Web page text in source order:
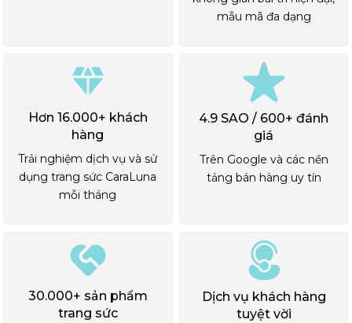
mẫu mã đa dạng
Hơn 16.000+ khách
hàng
Trải nghiệm dịch vụ và sử
dụng trang sức CaraLuna
mỗi tháng
4.9 SAO / 600+ đánh
giá
Trên Google và các nền
tảng bán hàng uy tín
30.000+ sản phẩm
trang sức
Dịch vụ khách hàng
tuyệt vời